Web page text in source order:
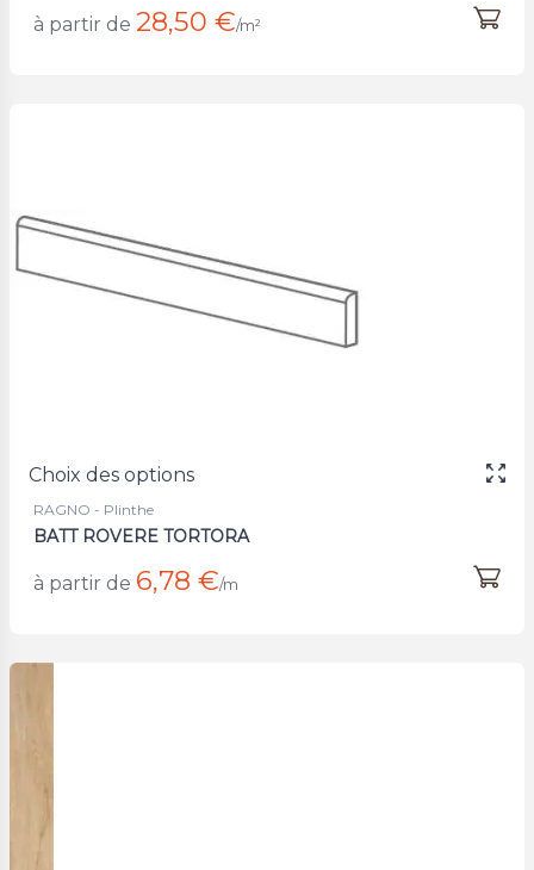
à partir de 28,50 €/m²
Choix des options
RAGNO - Plinthe
BATT ROVERE TORTORA
à partir de 6,78 €/m